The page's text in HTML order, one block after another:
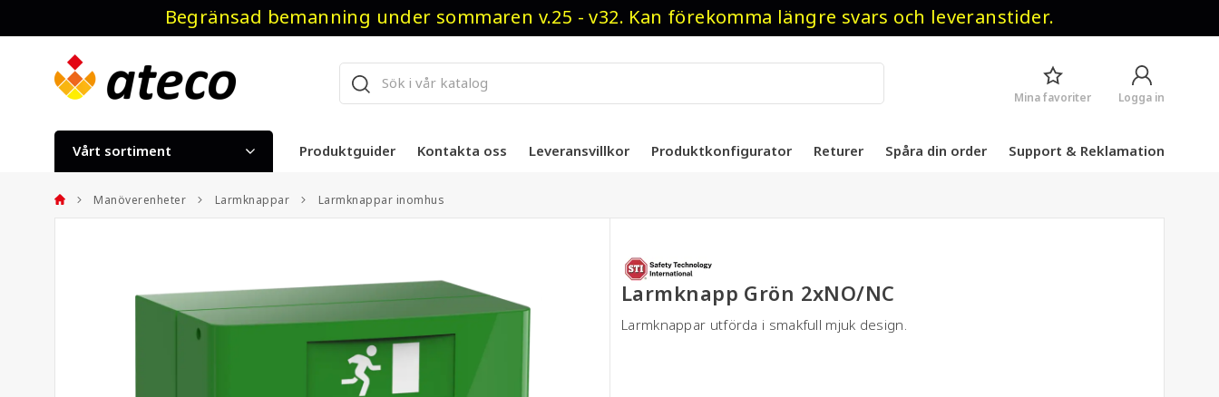
Begränsad bemanning under sommaren v.25 - v32. Kan förekomma längre svars och leveranstider.
Logga in
Mina favoriter
Vårt sortiment Produktguider Kontakta oss Leveransvillkor Produktkonfigurator Returer Spåra din order Support & Reklamation
Manöverenheter Larmknappar Larmknappar inomhus
Larmknapp Grön 2xNO/NC
Larmknappar utförda i smakfull mjuk design.